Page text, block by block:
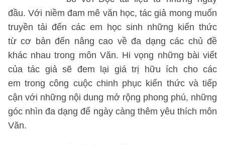
đầu. Với niềm đam mê văn học, tác giả mong muốn
truyền tải đến các em học sinh những kiến thức
từ cơ bản đến nâng cao về đa dạng các chủ đề
khác nhau trong môn Văn. Hi vọng những bài viết
của tác giả sẽ đem lại giá trị hữu ích cho các
em trong công cuộc chinh phục kiến thức và tiếp
cận với những nội dung mở rộng phong phú, những
góc nhìn đa dạng để ngày càng thêm yêu thích môn
Văn.